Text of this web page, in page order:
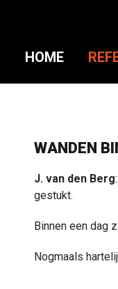
HOME
WANDEN
J. van den Berg
gestukt.
Binnen een dag
Nogmaals